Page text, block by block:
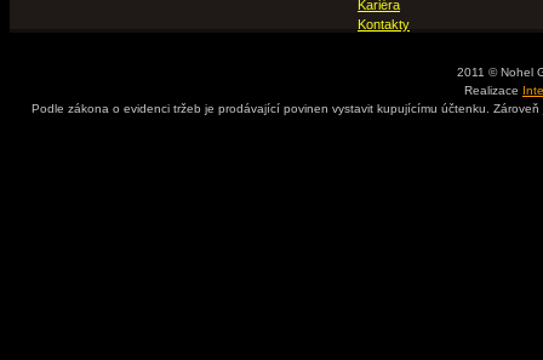
Kariéra
Kontakty
2011 © Nohel
Realizace
Podle zákona o evidenci tržeb je prodávající povinen vystavit kupujícímu účtenku.